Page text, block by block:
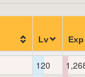
Lv Exp
120